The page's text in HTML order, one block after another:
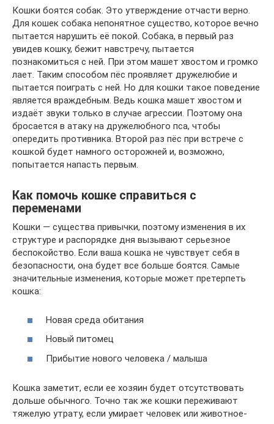
Кошки боятся собак. Это утверждение отчасти верно.
Для кошек собака непонятное существо, которое вечно
пытается нарушить её покой. Собака, в первый раз
увидев кошку, бежит навстречу, пытается
познакомиться с ней. При этом машет хвостом и громко
лает. Таким способом пёс проявляет дружелюбие и
пытается поиграть с ней. Но для кошки такое поведение
является враждебным. Ведь кошка машет хвостом и
издаёт звуки только в случае агрессии. Поэтому она
бросается в атаку на дружелюбного пса, чтобы
опередить противника. Второй раз пёс при встрече с
кошкой будет намного осторожней и, возможно,
попытается напасть первым.
Как помочь кошке справиться с
переменами
Кошки — существа привычки, поэтому изменения в их
структуре и распорядке дня вызывают серьезное
беспокойство. Если ваша кошка не чувствует себя в
безопасности, она будет все больше боятся. Самые
значительные изменения, которые может претерпеть
кошка:
Новая среда обитания
Новый питомец
Прибытие нового человека / малыша
Кошка заметит, если ее хозяин будет отсутствовать
дольше обычного. Точно так же кошки переживают
тяжелую утрату, если умирает человек или животное-